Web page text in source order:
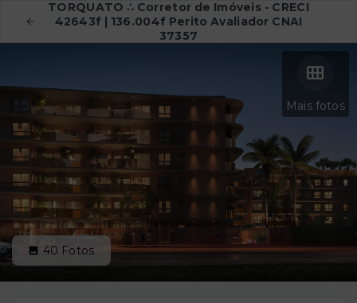
TORQUATO ∴ Corretor de Imóveis - CRECI
42643f | 136.004f Perito Avaliador CNAI
37357
Mais fotos
40 Fotos